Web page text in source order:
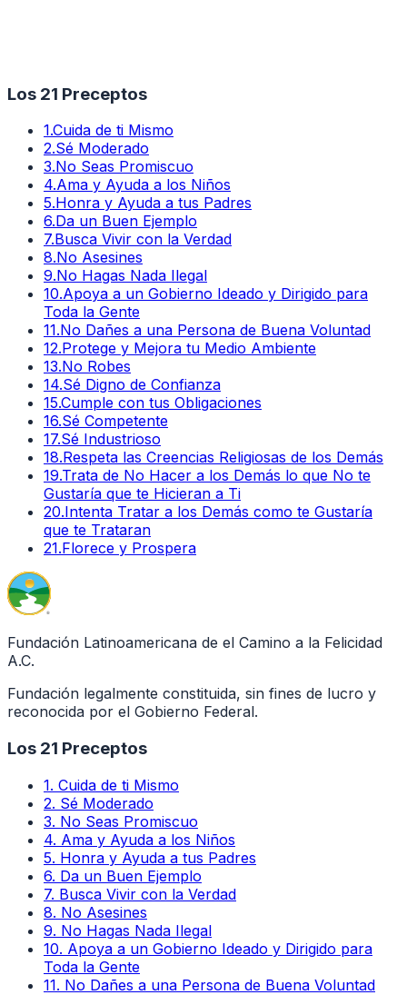
Los 21 Preceptos
1.Cuida de ti Mismo
2.Sé Moderado
3.No Seas Promiscuo
4.Ama y Ayuda a los Niños
5.Honra y Ayuda a tus Padres
6.Da un Buen Ejemplo
7.Busca Vivir con la Verdad
8.No Asesines
9.No Hagas Nada Ilegal
10.Apoya a un Gobierno Ideado y Dirigido para
Toda la Gente
11.No Dañes a una Persona de Buena Voluntad
12.Protege y Mejora tu Medio Ambiente
13.No Robes
14.Sé Digno de Confianza
15.Cumple con tus Obligaciones
16.Sé Competente
17.Sé Industrioso
18.Respeta las Creencias Religiosas de los Demás
19.Trata de No Hacer a los Demás lo que No te
Gustaría que te Hicieran a Ti
20.Intenta Tratar a los Demás como te Gustaría
que te Trataran
21.Florece y Prospera
Fundación Latinoamericana de el Camino a la Felicidad
A.C.
Fundación legalmente constituida, sin fines de lucro y
reconocida por el Gobierno Federal.
Los 21 Preceptos
1. Cuida de ti Mismo
2. Sé Moderado
3. No Seas Promiscuo
4. Ama y Ayuda a los Niños
5. Honra y Ayuda a tus Padres
6. Da un Buen Ejemplo
7. Busca Vivir con la Verdad
8. No Asesines
9. No Hagas Nada Ilegal
10. Apoya a un Gobierno Ideado y Dirigido para
Toda la Gente
11. No Dañes a una Persona de Buena Voluntad